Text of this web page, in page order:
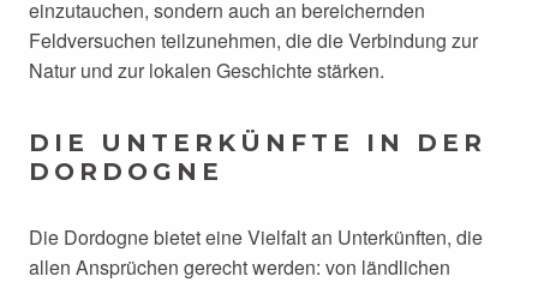
einzutauchen, sondern auch an bereichernden
Feldversuchen teilzunehmen, die die Verbindung zur
Natur und zur lokalen Geschichte stärken.
DIE UNTERKÜNFTE IN DER
DORDOGNE
Die Dordogne bietet eine Vielfalt an Unterkünften, die
allen Ansprüchen gerecht werden: von ländlichen